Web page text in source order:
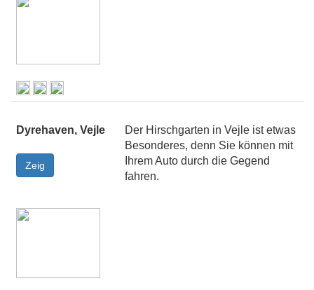
Dyrehaven, Vejle
Der Hirschgarten in Vejle ist etwas
Besonderes, denn Sie können mit
Ihrem Auto durch die Gegend
fahren.